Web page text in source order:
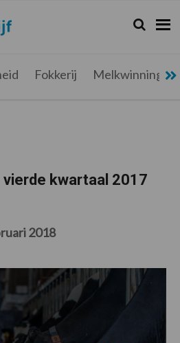
Zoeken...
Zoek
Fokkerij Melkwinning
kwartaal 2017
2018